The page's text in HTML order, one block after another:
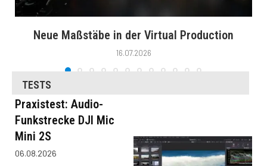
Neue Maßstäbe in der Virtual Production
16.07.2026
TESTS
Praxistest: Audio-
Funkstrecke DJI Mic
Mini 2S
06.08.2026